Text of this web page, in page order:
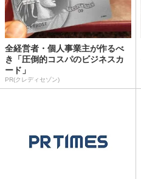
全経営者・個人事業主が作るべ
き「圧倒的コスパのビジネスカ
ード」
PR(クレディセゾン)